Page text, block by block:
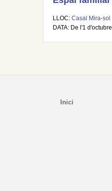
LLOC: Casal Mira-sol
DATA: De l'1
Inici